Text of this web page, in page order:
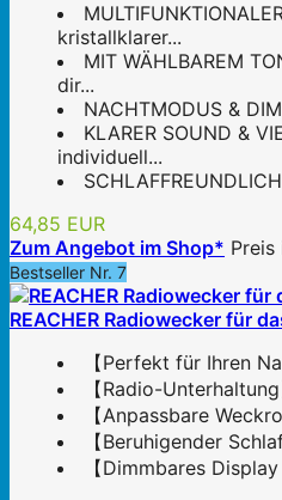
kristallklarer...
MIT WÄHLBAREM
dir...
NACHTMODUS &
KLARER SOUND &
individuell...
64,85 EUR
Zum Angebot im Shop*
Bestseller Nr. 7
REACHER Radiowecker für
【Perfekt für Ihren
【Radio-
【Anpassbare
【Beruhigender
【Dimmbares